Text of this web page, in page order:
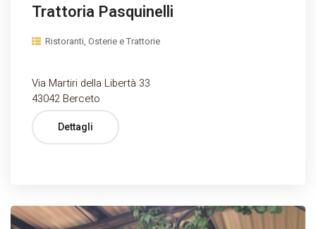
Trattoria Pasquinelli
Ristoranti, Osterie e Trattorie
Via Martiri della Libertà 33
43042 Berceto
Dettagli